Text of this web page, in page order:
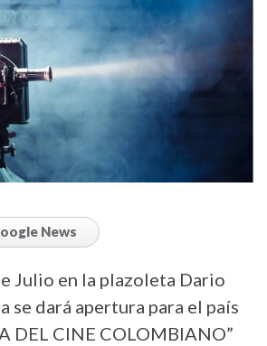
News
Julio en la plazoleta Dario
se dará apertura para el país
DEL CINE COLOMBIANO”